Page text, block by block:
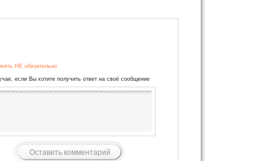
НЕ обязательно
если Вы хотите получить ответ на своё сообщение